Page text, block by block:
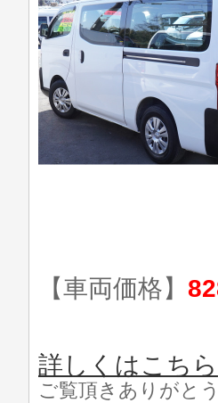
【車両価格】
詳しくはこちら
ご覧頂きありがと